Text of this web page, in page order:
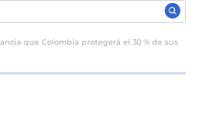
que Colombia protegerá el 30 % de sus